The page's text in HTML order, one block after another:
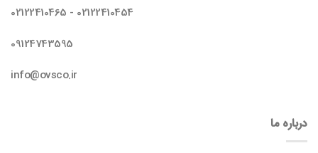
02122410454 - 02122410465
09124743595
info@ovsco.ir
درباره ما